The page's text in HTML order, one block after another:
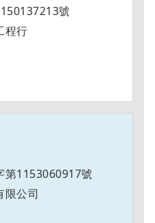
號
程行
第1153060917號
限公司